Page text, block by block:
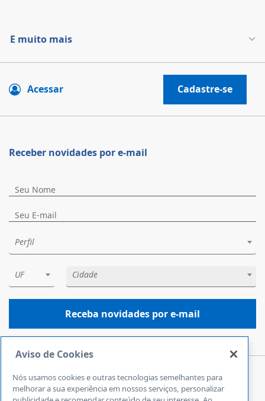
E muito mais
Acessar Cadastre-se
Central de Atendimento
Receber novidades por e-mail
Perfil
UF Cidade
Receba novidades por e-mail
Aviso de Cookies
Nós usamos cookies e outras tecnologias semelhantes para
melhorar a sua experiência em nossos serviços, personalizar